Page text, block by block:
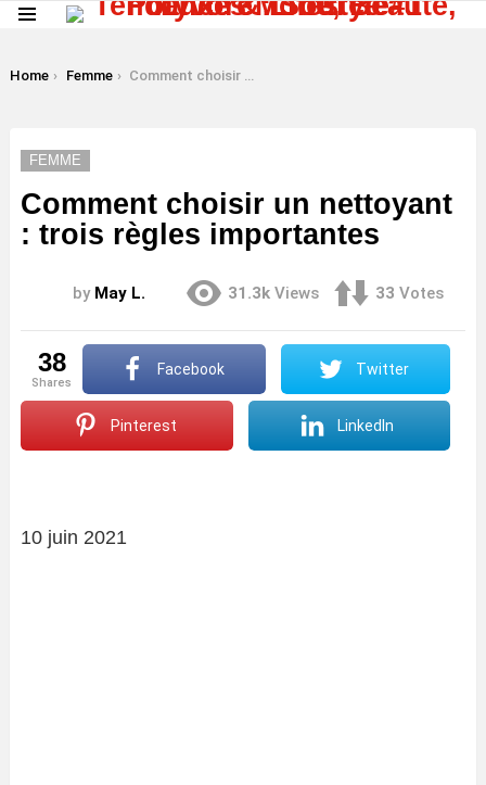
You are here:
Home Femme Comment choisir un nettoyant : trois règles importantes
FEMME
Comment choisir un nettoyant
: trois règles importantes
by May L. 31.3k Views 33 Votes
38
shares
Facebook Twitter
Pinterest LinkedIn
10 juin 2021